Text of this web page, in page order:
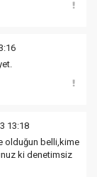
13:18
olduğun belli,kime
ki denetimsiz